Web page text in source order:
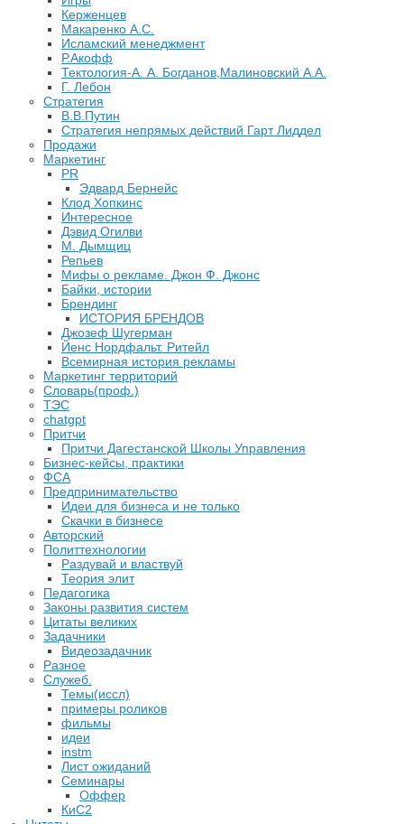
Керженцев
Макаренко А.С.
Исламский менеджмент
Р.Акофф
Тектология-А. А. Богданов,Малиновский А.А.
​Г. Лебон
Стратегия
В.В.Путин
​Стратегия непрямых действий Гарт Лиддел
Продажи
Маркетинг
PR
Эдвард Бернейс
Клод Хопкинс
Интересное
Дэвид Огилви
М. Дымщиц
Репьев
Мифы о рекламе. Джон Ф. Джонс
Байки, истории
Брендинг
ИСТОРИЯ БРЕНДОВ
Джозеф Шугерман
​Йенс Нордфальт. Ритейл
Всемирная история рекламы
Маркетинг территорий
Словарь(проф.)
ТЭС
chatgpt
Притчи
Притчи Дагестанской Школы Управления
Бизнес-кейсы, практики
ФСА
Предпринимательство
Идеи для бизнеса и не только
Скачки в бизнесе
Авторский
Политтехнологии
Раздувай и властвуй
Теория элит
​Педагогика
Законы развития систем
Цитаты великих
Задачники
Видеозадачник
Разное
Служеб.
Темы(иссл)
примеры роликов
фильмы
идеи
instm
Лист ожиданий
Семинары
Оффер
КиС2